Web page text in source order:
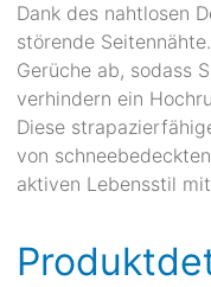
Dank des nahtlosen
störende
Gerüche ab, sodass
verhindern ein
Diese
von
aktiven Lebensstil